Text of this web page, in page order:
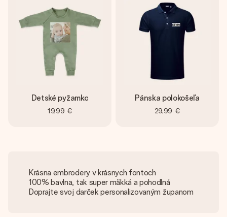
Detské pyžamko
19,99 €
Pánska polokošeľa
29,99 €
Krásna embrodery v krásnych fontoch
100% bavlna, tak super mäkká a pohodlná
Doprajte svoj darček personalizovaným županom